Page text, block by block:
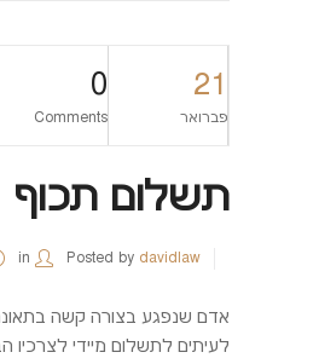
21
פברואר
0
Comments
תשלום תכוף
Posted by davidlaw
in
אדם שנפגע בצורה קשה
לעיתים לתשלום מיידי לצרכיו